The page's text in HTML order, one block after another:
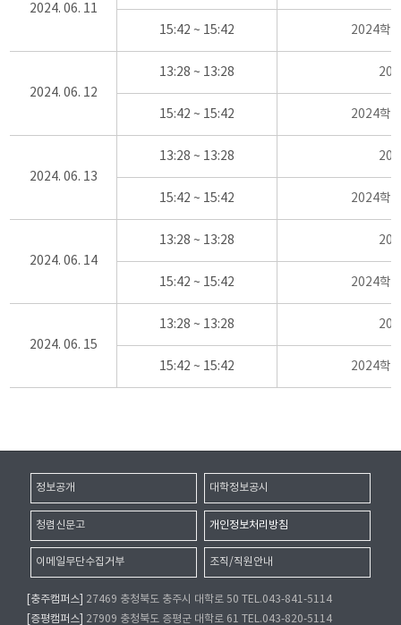
2024. 06. 11
15:42 ~ 15:42 2024학
2024. 06. 12
13:28 ~ 13:28
15:42 ~ 15:42 2024학
2024. 06. 13
13:28 ~ 13:28
15:42 ~ 15:42 2024학
2024. 06. 14
13:28 ~ 13:28
15:42 ~ 15:42 2024학
2024. 06. 15
13:28 ~ 13:28
15:42 ~ 15:42 2024학
정보공개 대학정보공시
청렴신문고 개인정보처리방침
이메일무단수집거부 조직/직원안내
[충주캠퍼스]
27469 충청북도 충주시 대학로 50 TEL.043-841-5114
[증평캠퍼스]
27909 충청북도 증평군 대학로 61 TEL.043-820-5114